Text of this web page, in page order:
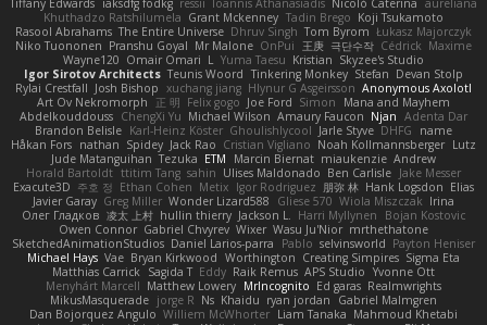
Tiffany Edwards iaksdfg fodkg ressii Ioannis Athanasiadis Nicolò Caterina aureliana
Khuthadzo Ratshilumela Grant Mckenney Tadin Brego Koji Tsukamoto
Rasool Abrahams The Entire Universe Dhruv Singh Tom Byrom Łukasz Majorczyk
Niko Tuononen Pranshu Goyal Mr Malone OnPui 王庚 극단수작 Cédrick Maxime
Wayne120 Omair Omari L Yuma Taesu Kristian Skyzee's Studio
Igor Sirotov Architects Teunis Woord Tinkering Monkey Stefan Devan Stolp
Rylai Crestfall Josh Bishop xuchang jiang Hlynur G Asgeirsson Anonymous Axolotl
Art Ov Nekromorph
正 明 Felix gogo Joe Ford Simon
Mana and Mayhem
Abdelkouddouss ChengXi Yu Michael Wilson Amaury Faucon Njan Adenta Dar
Brandon Belisle Karl-Heinz Köster Ghoulishlycool Jarle Styve DHFG
name
Håkan Fors nathan Spidey Jack Rao Cristian Vigliano Noah Kollmannsberger Lutz
Jude Matanguihan Tezuka ETM Marcin Biernat miaukenzie Andrew
Horald Bartoldt ttitim Tang sahin Ulises Maldonado Ben Carlisle Jake Messer
Exacute3D 주호 정 Ethan Cohen Metix Igor Rodriguez 朋弥 林 Hank Logsdon Elias
Javier Garay Greg Miller Wonder Lizard588 Gliese 570 Wiola Miszczak Irina
Олег Гладков 凌太 上村 hullin thierry Jackson L. Harri Myllynen
Bojan Kostovic
Owen Connor Gabriel Chvyrev Wixer Wasu Ju'Nior mrthethatone
SketchedAnimationStudios Daniel Larios-parra Pablo selvinsworld Payton Heniser
Michael Hays Vae Bryan Kirkwood Worthington Creating Simpires Sigma Eta
Matthias Carrick Sagida T Eddy Raik Remus APS Studio Yvonne Ott
Menyhárt Marcell Matthew Lowery MrIncognito Ed garas Realmwrights
MikusMasquerade jorge R Ns Khaidu ryan jordan
Gabriel Malmgren
Dan Bojorquez Angulo Williem McWhorter Liam Tanaka Mahmoud Khetabi